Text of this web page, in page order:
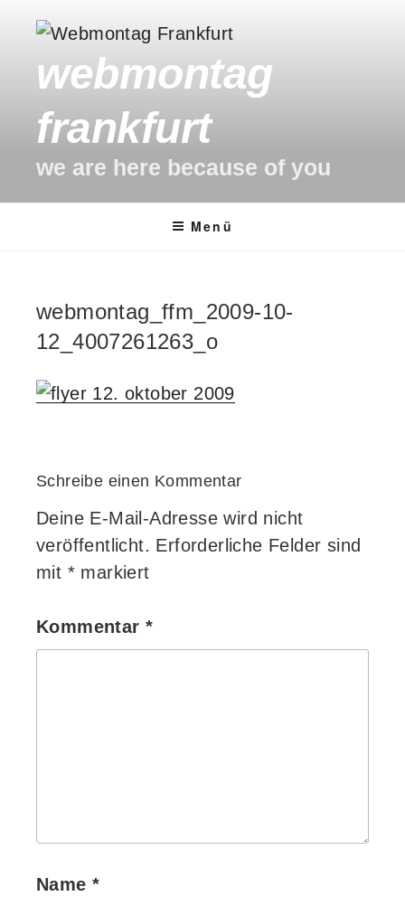
Inhalt
springen
webmontag
frankfurt
we are here because of you
Menü
webmontag_ffm_2009-10-
12_4007261263_o
Schreibe einen Kommentar
Deine E-Mail-Adresse wird nicht
veröffentlicht. Erforderliche Felder sind
mit * markiert
Kommentar*
Name *